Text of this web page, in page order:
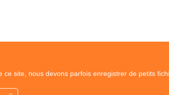
ce site, nous devons parfois enregistrer de petits